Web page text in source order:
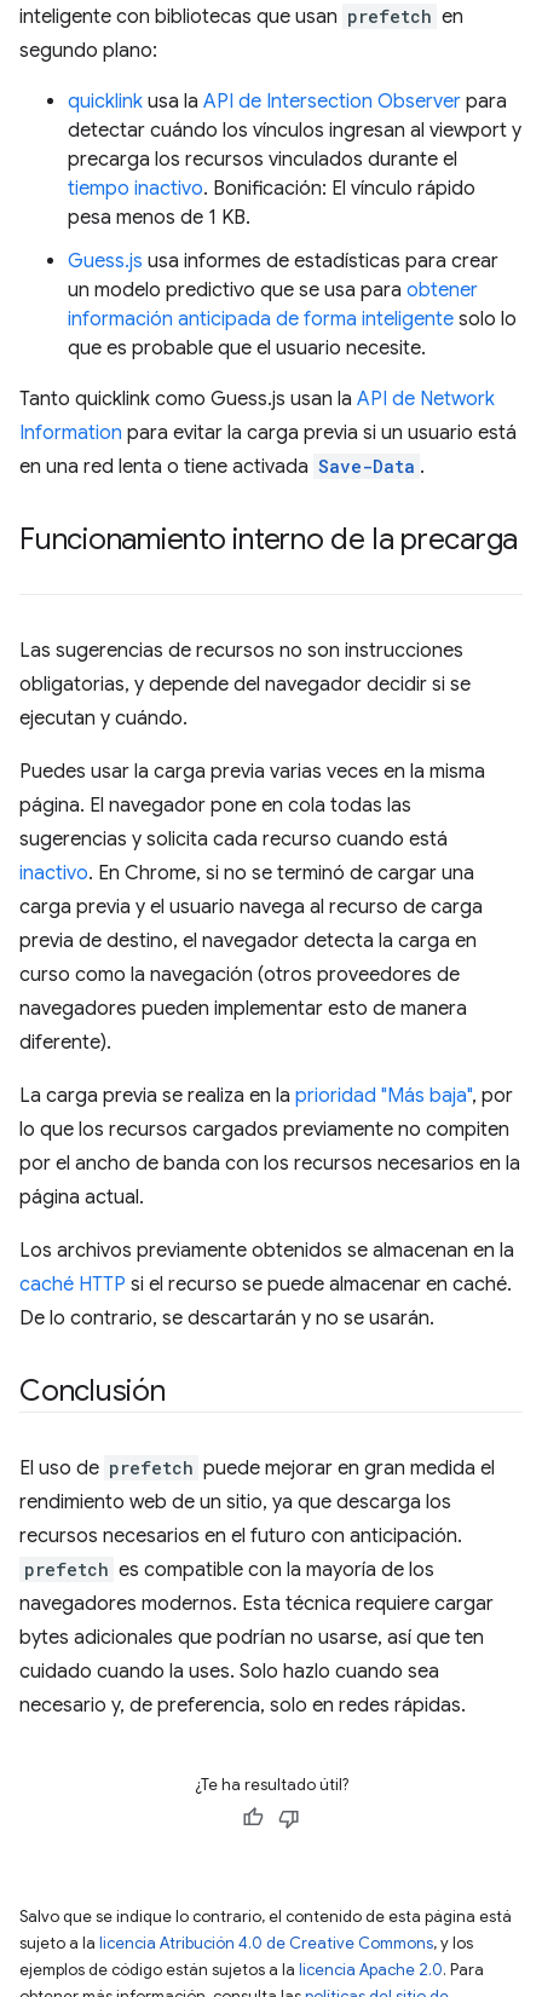
inteligente con bibliotecas que usan prefetch en
segundo plano:
quicklink usa la API de Intersection Observer para
detectar cuándo los vínculos ingresan al viewport y
precarga los recursos vinculados durante el
tiempo inactivo. Bonificación: El vínculo rápido
pesa menos de 1 KB.
Guess.js usa informes de estadísticas para crear
un modelo predictivo que se usa para obtener
información anticipada de forma inteligente solo lo
que es probable que el usuario necesite.
Tanto quicklink como Guess.js usan la API de Network
Information para evitar la carga previa si un usuario está
en una red lenta o tiene activada Save-Data .
Funcionamiento interno de la precarga
Las sugerencias de recursos no son instrucciones
obligatorias, y depende del navegador decidir si se
ejecutan y cuándo.
Puedes usar la carga previa varias veces en la misma
página. El navegador pone en cola todas las
sugerencias y solicita cada recurso cuando está
inactivo. En Chrome, si no se terminó de cargar una
carga previa y el usuario navega al recurso de carga
previa de destino, el navegador detecta la carga en
curso como la navegación (otros proveedores de
navegadores pueden implementar esto de manera
diferente).
La carga previa se realiza en la prioridad "Más baja", por
lo que los recursos cargados previamente no compiten
por el ancho de banda con los recursos necesarios en la
página actual.
Los archivos previamente obtenidos se almacenan en la
caché HTTP si el recurso se puede almacenar en caché.
De lo contrario, se descartarán y no se usarán.
Conclusión
El uso de prefetch puede mejorar en gran medida el
rendimiento web de un sitio, ya que descarga los
recursos necesarios en el futuro con anticipación.
prefetch es compatible con la mayoría de los
navegadores modernos. Esta técnica requiere cargar
bytes adicionales que podrían no usarse, así que ten
cuidado cuando la uses. Solo hazlo cuando sea
necesario y, de preferencia, solo en redes rápidas.
¿Te ha resultado útil?
Salvo que se indique lo contrario, el contenido de esta página está
sujeto a la licencia Atribución 4.0 de Creative Commons, y los
ejemplos de código están sujetos a la licencia Apache 2.0. Para